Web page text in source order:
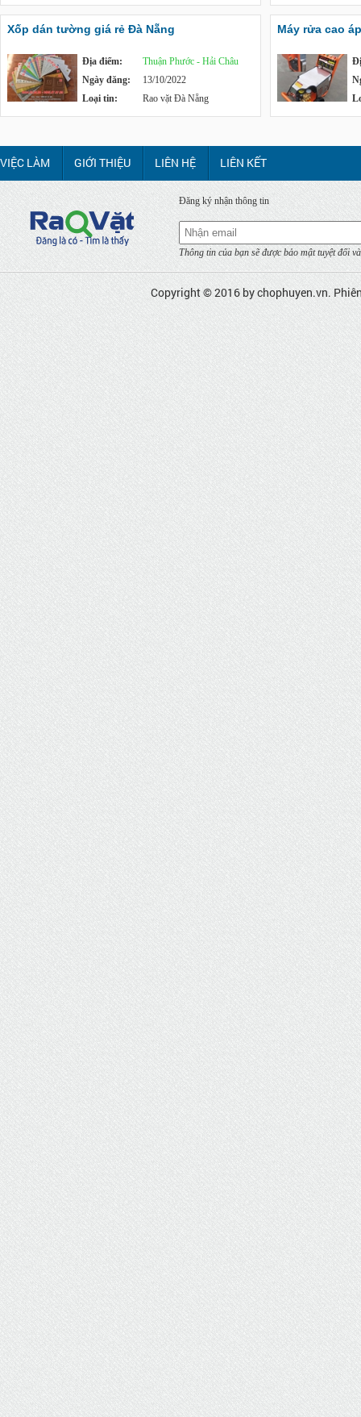
Xốp dán tường giá rẻ Đà Nẵng
Địa điểm:
Thuận Phước - Hải Châu
Ngày đăng:
13/10/2022
Loại tin:
Rao vặt Đà Nẵng
Máy rửa cao
VIỆC LÀM GIỚI THIỆU LIÊN HỆ LIÊN KẾT
Đăng ký nhận thông tin
Thông tin của bạn sẽ được bảo mật tuyệt đối
Copyright © 2016 bychophuyen.vn.